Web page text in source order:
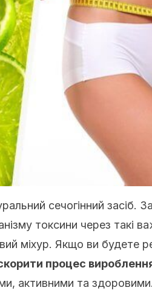
сечогінний засіб.
токсини через такі
міхур. Якщо ви будете
процес
активними та здоровими.